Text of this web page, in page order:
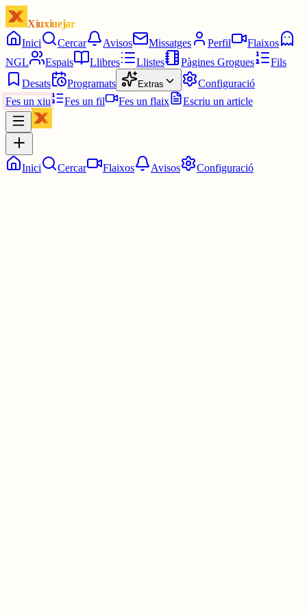
Xiuxiuejar
Inici
Cercar Avisos Missatges Perfil
Flaixos
NGL
Espais Llibres Llistes Pàgines Grogues
Fils
Desats
Programats Extras
Configuració
Fes un xiu
Fes un fil Fes un flaix Escriu un article
Inici Cercar Flaixos Avisos Configuració